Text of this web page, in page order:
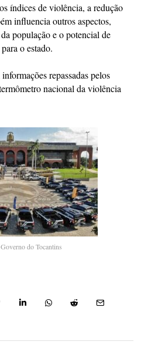
índices de violência, a redução
influencia outros aspectos,
população e o potencial de
o estado.
repassadas pelos
nacional da violência
do Tocantins